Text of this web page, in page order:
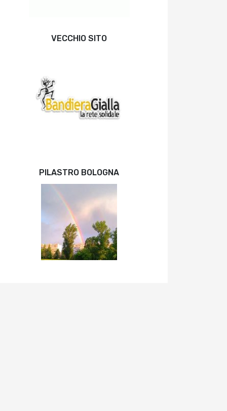
VECCHIO SITO
PILASTRO BOLOGNA